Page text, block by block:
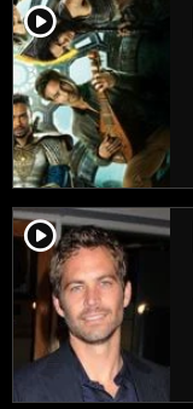
player2
player2